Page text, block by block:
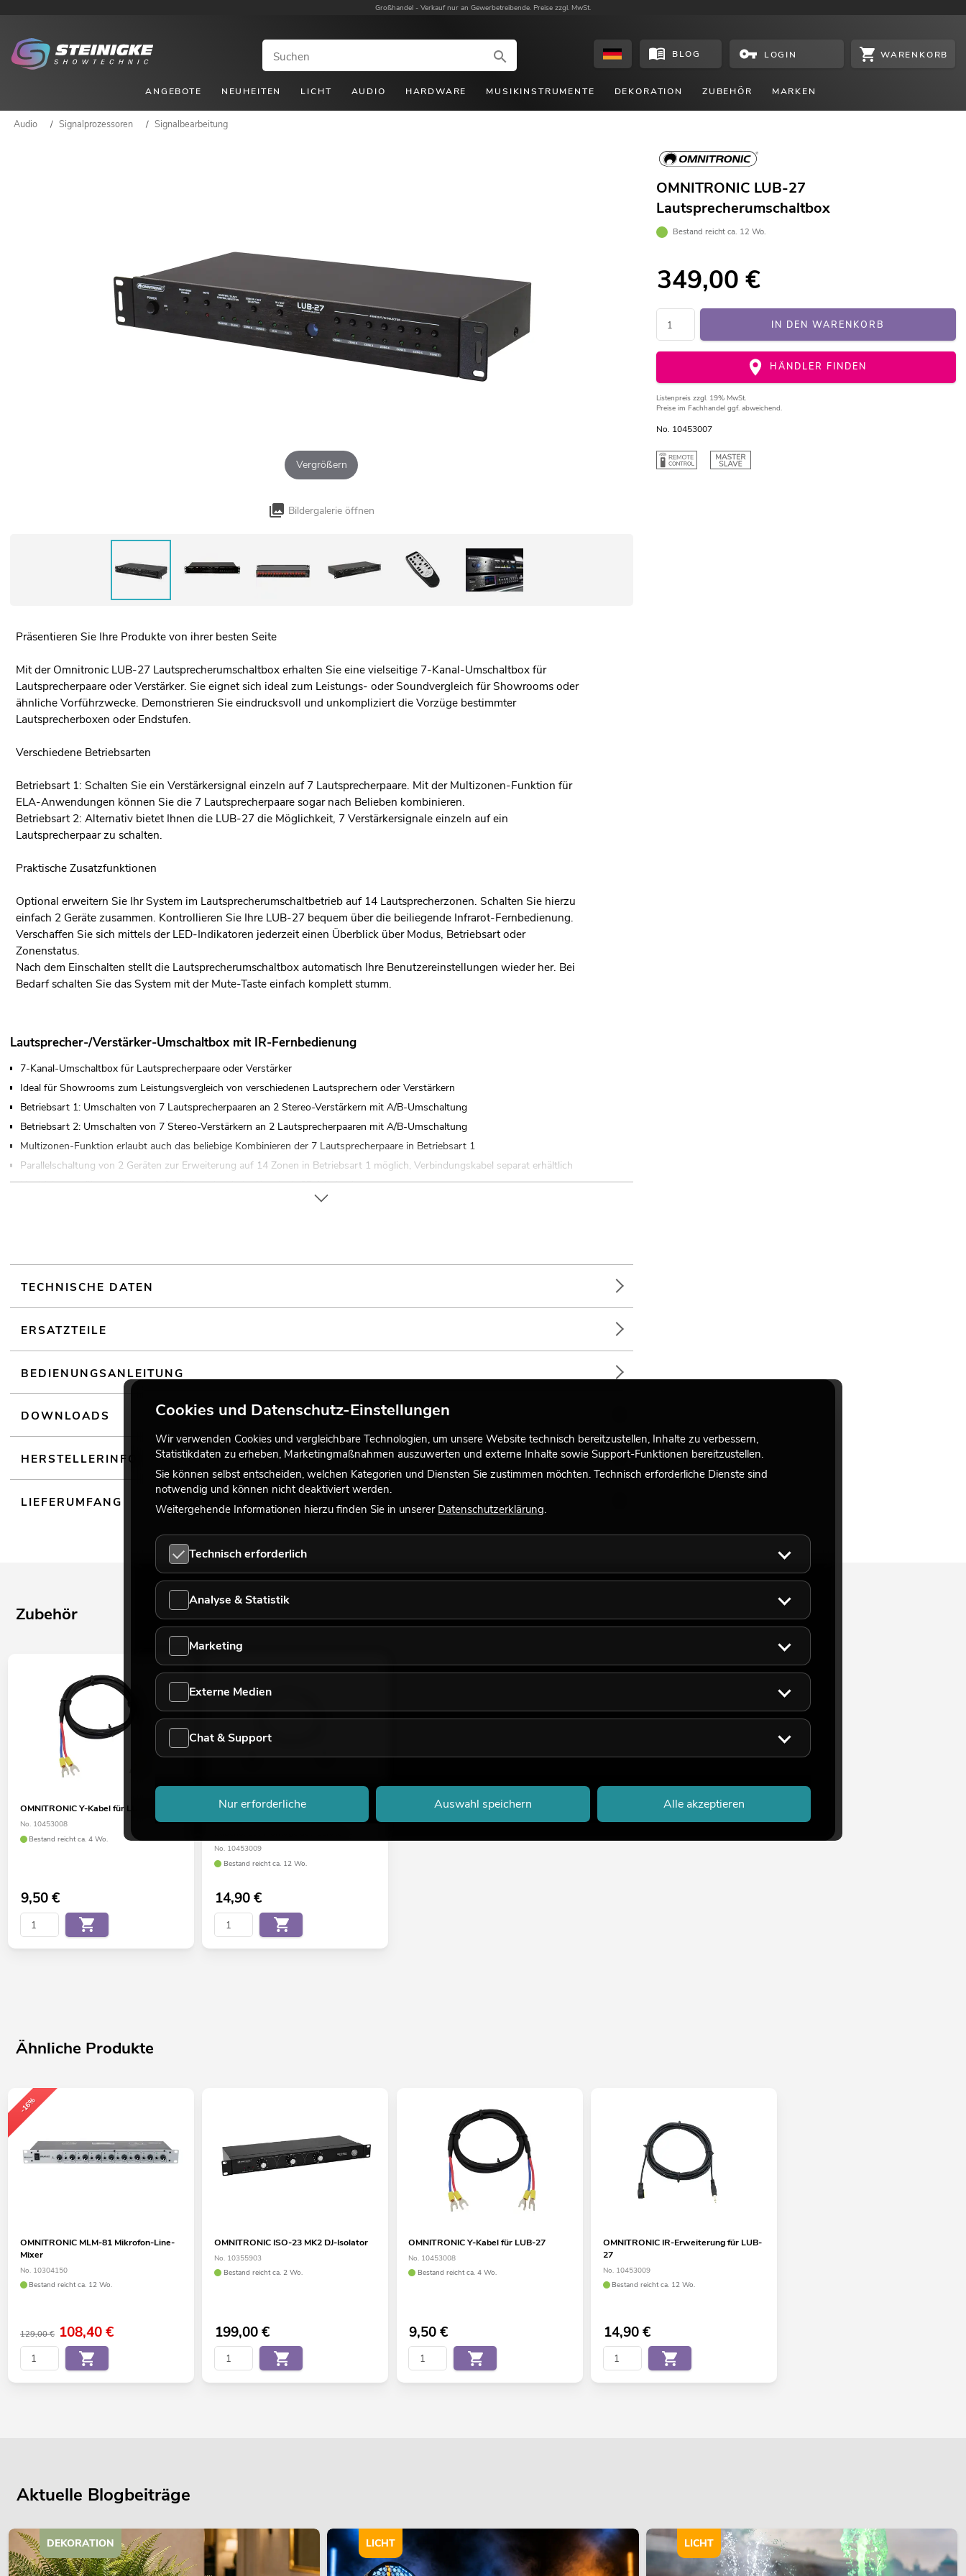
Großhandel - Verkauf nur an Gewerbetreibende. Preise zzgl. MwSt.
BLOG LOGIN WARENKORB
ANGEBOTE NEUHEITEN LICHT AUDIO HARDWARE MUSIKINSTRUMENTE DEKORATION ZUBEHÖR MARKEN
Audio / Signalprozessoren / Signalbearbeitung
Vergrößern
Bildergalerie öffnen
OMNITRONIC LUB-27
Lautsprecherumschaltbox
Bestand reicht ca. 12 Wo.
349,00 €
IN DEN WARENKORB
HÄNDLER FINDEN
Listenpreis zzgl. 19% MwSt.
Preise im Fachhandel ggf. abweichend.
No. 10453007
Präsentieren Sie Ihre Produkte von ihrer besten Seite
Mit der Omnitronic LUB-27 Lautsprecherumschaltbox erhalten Sie eine vielseitige 7-Kanal-Umschaltbox für
Lautsprecherpaare oder Verstärker. Sie eignet sich ideal zum Leistungs- oder Soundvergleich für Showrooms oder
ähnliche Vorführzwecke. Demonstrieren Sie eindrucksvoll und unkompliziert die Vorzüge bestimmter
Lautsprecherboxen oder Endstufen.
Verschiedene Betriebsarten
Betriebsart 1: Schalten Sie ein Verstärkersignal einzeln auf 7 Lautsprecherpaare. Mit der Multizonen-Funktion für
ELA-Anwendungen können Sie die 7 Lautsprecherpaare sogar nach Belieben kombinieren.
Betriebsart 2: Alternativ bietet Ihnen die LUB-27 die Möglichkeit, 7 Verstärkersignale einzeln auf ein
Lautsprecherpaar zu schalten.
Praktische Zusatzfunktionen
Optional erweitern Sie Ihr System im Lautsprecherumschaltbetrieb auf 14 Lautsprecherzonen. Schalten Sie hierzu
einfach 2 Geräte zusammen. Kontrollieren Sie Ihre LUB-27 bequem über die beiliegende Infrarot-Fernbedienung.
Verschaffen Sie sich mittels der LED-Indikatoren jederzeit einen Überblick über Modus, Betriebsart oder
Zonenstatus.
Nach dem Einschalten stellt die Lautsprecherumschaltbox automatisch Ihre Benutzereinstellungen wieder her. Bei
Bedarf schalten Sie das System mit der Mute-Taste einfach komplett stumm.
Lautsprecher-/Verstärker-Umschaltbox mit IR-Fernbedienung
7-Kanal-Umschaltbox für Lautsprecherpaare oder Verstärker
Ideal für Showrooms zum Leistungsvergleich von verschiedenen Lautsprechern oder Verstärkern
Betriebsart 1: Umschalten von 7 Lautsprecherpaaren an 2 Stereo-Verstärkern mit A/B-Umschaltung
Betriebsart 2: Umschalten von 7 Stereo-Verstärkern an 2 Lautsprecherpaaren mit A/B-Umschaltung
Multizonen-Funktion erlaubt auch das beliebige Kombinieren der 7 Lautsprecherpaare in Betriebsart 1
Parallelschaltung von 2 Geräten zur Erweiterung auf 14 Zonen in Betriebsart 1 möglich, Verbindungskabel separat erhältlich
Hochleistungsübertragung von Audiosignalen, jeder Kanal mit 25 A belastbar
Robustes Stahlchassis mit Aluminiumfrontplatte
Tischpultgehäuse
TECHNISCHE DATEN
ERSATZTEILE
BEDIENUNGSANLEITUNG
DOWNLOADS
HERSTELLERINFO
LIEFERUMFANG
Zubehör
OMNITRONIC Y-Kabel für LUB-27
No. 10453008
Bestand reicht ca. 4 Wo.
9,50€
OMNITRONIC IR-Erweiterung für LUB-
27
No. 10453009
Bestand reicht ca. 12 Wo.
14,90€
Ähnliche Produkte
-16%
OMNITRONIC MLM-81 Mikrofon-Line-
Mixer
No. 10304150
Bestand reicht ca. 12 Wo.
129,00 € 108,40€
OMNITRONIC ISO-23 MK2 DJ-Isolator
No. 10355903
Bestand reicht ca. 2 Wo.
199,00€
OMNITRONIC Y-Kabel für LUB-27
No. 10453008
Bestand reicht ca. 4 Wo.
9,50€
OMNITRONIC IR-Erweiterung für LUB-
27
No. 10453009
Bestand reicht ca. 12 Wo.
14,90€
Aktuelle Blogbeiträge
DEKORATION LICHT LICHT
Cookies und Datenschutz-Einstellungen
Wir verwenden Cookies und vergleichbare Technologien, um unsere Website technisch bereitzustellen, Inhalte zu verbessern,
Statistikdaten zu erheben, Marketingmaßnahmen auszuwerten und externe Inhalte sowie Support-Funktionen bereitzustellen.
Sie können selbst entscheiden, welchen Kategorien und Diensten Sie zustimmen möchten. Technisch erforderliche Dienste sind
notwendig und können nicht deaktiviert werden.
Weitergehende Informationen hierzu finden Sie in unserer Datenschutzerklärung.
Technisch erforderlich
Analyse & Statistik
Marketing
Externe Medien
Chat & Support
Nur erforderliche Auswahl speichern Alle akzeptieren